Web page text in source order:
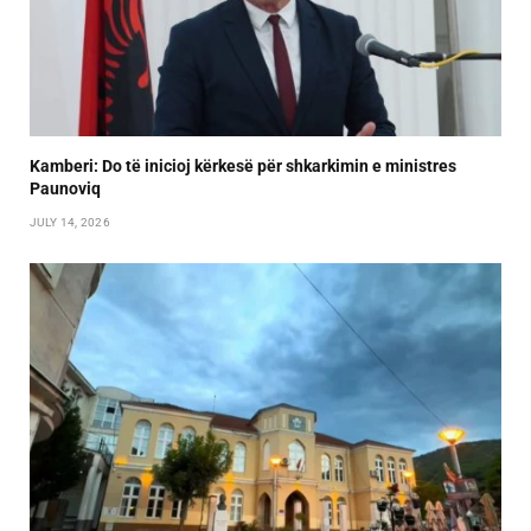
Kamberi: Do të inicioj kërkesë për shkarkimin e ministres
Paunoviq
JULY 14, 2026